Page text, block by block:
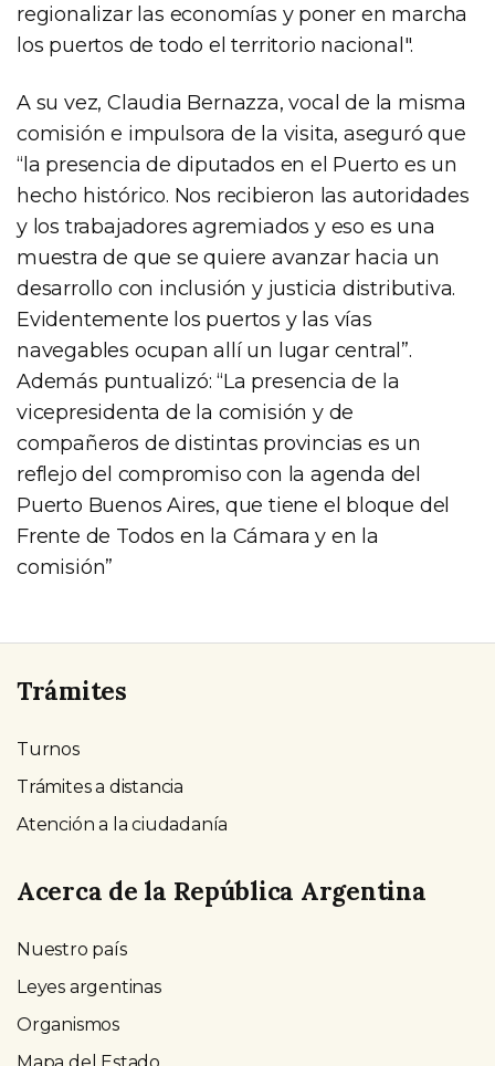
regionalizar las economías y poner en marcha
los puertos de todo el territorio nacional".
A su vez, Claudia Bernazza, vocal de la misma
comisión e impulsora de la visita, aseguró que
“la presencia de diputados en el Puerto es un
hecho histórico. Nos recibieron las autoridades
y los trabajadores agremiados y eso es una
muestra de que se quiere avanzar hacia un
desarrollo con inclusión y justicia distributiva.
Evidentemente los puertos y las vías
navegables ocupan allí un lugar central”.
Además puntualizó: “La presencia de la
vicepresidenta de la comisión y de
compañeros de distintas provincias es un
reflejo del compromiso con la agenda del
Puerto Buenos Aires, que tiene el bloque del
Frente de Todos en la Cámara y en la
comisión”
Trámites
Turnos
Trámites a distancia
Atención a la ciudadanía
Acerca de la República Argentina
Nuestro país
Leyes argentinas
Organismos